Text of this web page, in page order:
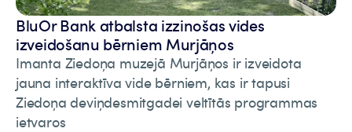
BluOr Bank atbalsta izzinošas vides
izveidošanu bērniem Murjāņos
Imanta Ziedoņa muzejā Murjāņos ir izveidota
jauna interaktīva vide bērniem, kas ir tapusi
Ziedoņa deviņdesmitgadei veltītās programmas
ietvaros